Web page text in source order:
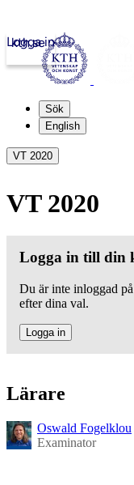
kth.se
Logga in
Sök
English
VT 2020
VT 2020
Logga in till din
Du är inte inloggad
efter dina val.
Logga in
Lärare
Oswald Fogelklou
Examinator